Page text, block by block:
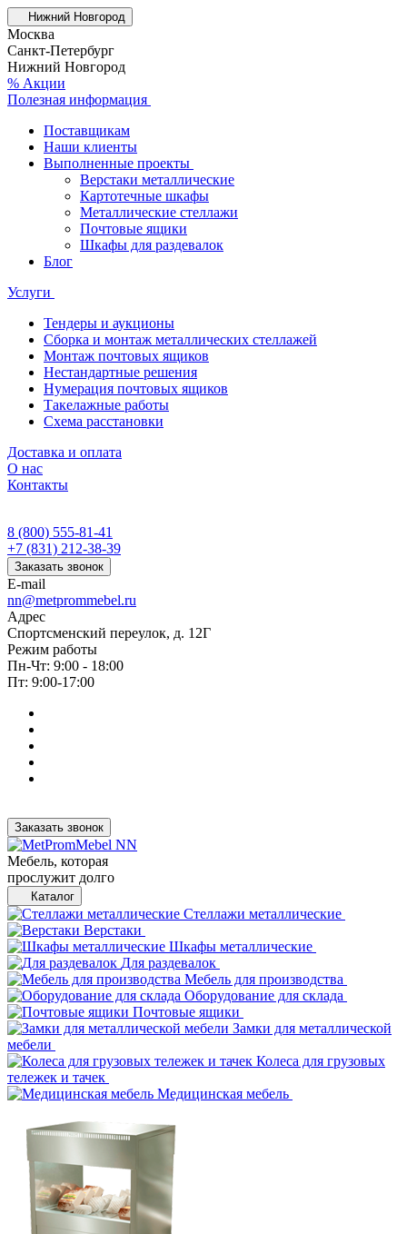
Нижний Новгород
Москва
Санкт-Петербург
Нижний Новгород
% Акции
Полезная информация
Поставщикам
Наши клиенты
Выполненные проекты
Верстаки металлические
Картотечные шкафы
Металлические стеллажи
Почтовые ящики
Шкафы для раздевалок
Блог
Услуги
Тендеры и аукционы
Сборка и монтаж металлических стеллажей
Монтаж почтовых ящиков
Нестандартные решения
Нумерация почтовых ящиков
Такелажные работы
Схема расстановки
Доставка и оплата
О нас
Контакты
8 (800) 555-81-41
+7 (831) 212-38-39
Заказать звонок
E-mail
nn@metprommebel.ru
Адрес
Спортсменский переулок, д. 12Г
Режим работы
Пн-Чт: 9:00 - 18:00
Пт: 9:00-17:00
Заказать звонок
Мебель, которая
прослужит долго
Каталог
Стеллажи металлические
Верстаки
Шкафы металлические
Для раздевалок
Мебель для производства
Оборудование для склада
Почтовые ящики
Замки для металлической
мебели
Колеса для грузовых
тележек и тачек
Медицинская мебель